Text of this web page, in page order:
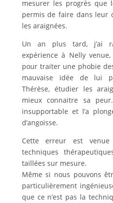
mesurer les progrès
permis de faire dans leur
les araignées.
Un an plus tard, j’ai
expérience à Nelly
pour traiter une phobie
mauvaise idée de lui
Thérèse, étudier les
mieux connaitre sa
insupportable et l’a
d’angoisse.
Cette erreur est
techniques
taillées sur mesure.
Même si nous pouvons
particulièrement
que ce n’est pas la